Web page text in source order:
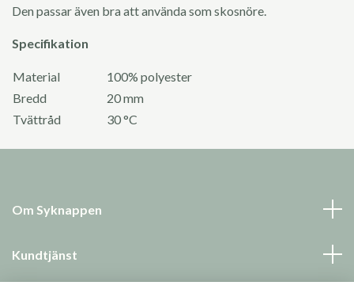
Den passar även bra att använda som skosnöre.
Specifikation
Material
100% polyester
Bredd
20 mm
Tvättråd
30 °C
Om Syknappen
Kundtjänst